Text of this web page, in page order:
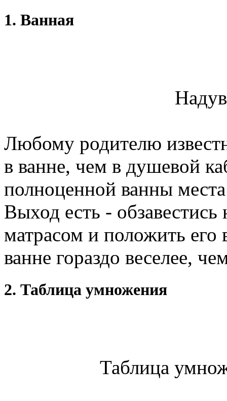
1. Ванная
Любому родителю
в ванне, чем в душевой
полноценной ванны места
Выход есть -
матрасом и положить его
ванне гораздо веселее,
2. Таблица умножения
Таблица